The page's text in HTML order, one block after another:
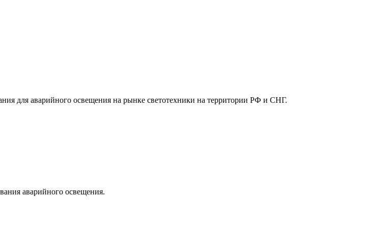
для аварийного освещения на рынке светотехники на территории РФ и СНГ.
аварийного освещения.